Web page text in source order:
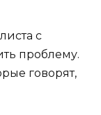
с
проблему.
говорят,